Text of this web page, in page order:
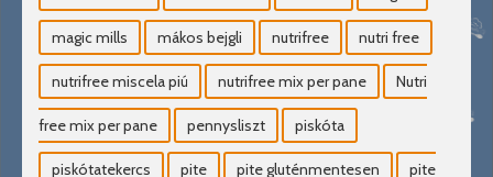
magic mills mákos bejgli nutrifree nutri free
nutrifree miscela piú nutrifree mix per pane Nutri
free mix per pane pennysliszt piskóta
piskótatekercs pite pite gluténmentesen pite